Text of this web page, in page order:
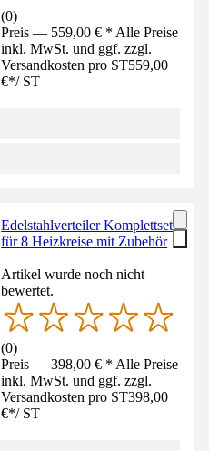
(0)
Preis — 559,00 € * Alle Preise
inkl. MwSt. und ggf. zzgl.
Versandkosten pro ST559,00
€*/ ST
Edelstahlverteiler Komplettset
für 8 Heizkreise mit Zubehör
Artikel wurde noch nicht
bewertet.
(0)
Preis — 398,00 € * Alle Preise
inkl. MwSt. und ggf. zzgl.
Versandkosten pro ST398,00
€*/ ST